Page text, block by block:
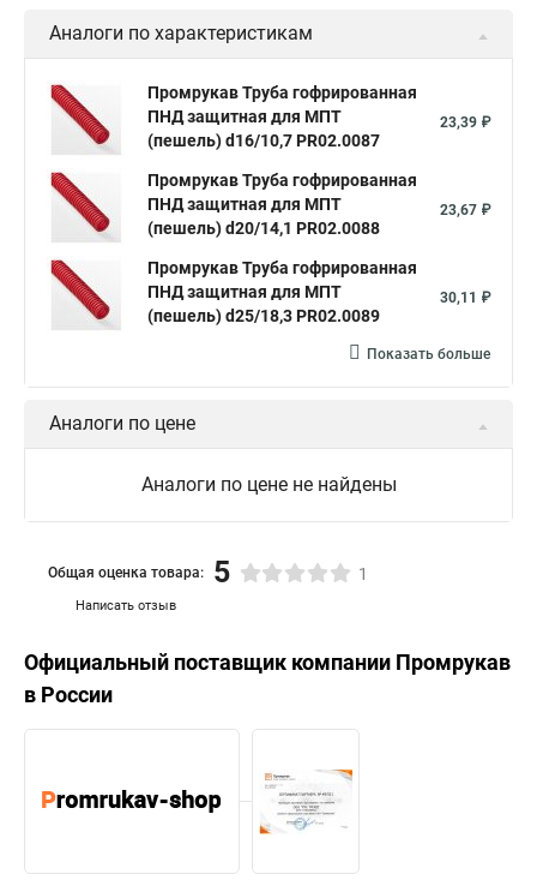
Аналоги по характеристикам
Промрукав Труба гофрированная
ПНД защитная для МПТ
(пешель) d16/10,7 PR02.0087
23,39 ₽
Промрукав Труба гофрированная
ПНД защитная для МПТ
(пешель) d20/14,1 PR02.0088
23,67 ₽
Промрукав Труба гофрированная
ПНД защитная для МПТ
(пешель) d25/18,3 PR02.0089
30,11 ₽
Показать больше
Аналоги по цене
Аналоги по цене не найдены
Написать отзыв
Общая оценка товара: 5 1
Официальный поставщик компании Промрукав
в России